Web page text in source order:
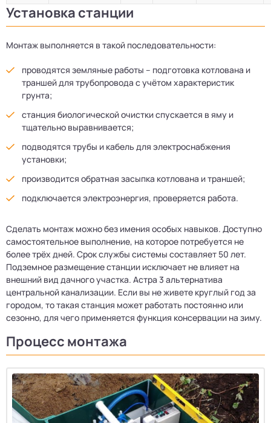
Установка станции
Монтаж выполняется в такой последовательности:
проводятся земляные работы – подготовка котлована и
траншей для трубопровода с учётом характеристик
грунта;
станция биологической очистки спускается в яму и
тщательно выравнивается;
подводятся трубы и кабель для электроснабжения
установки;
производится обратная засыпка котлована и траншей;
подключается электроэнергия, проверяется работа.
Сделать монтаж можно без имения особых навыков. Доступно
самостоятельное выполнение, на которое потребуется не
более трёх дней. Срок службы системы составляет 50 лет.
Подземное размещение станции исключает не влияет на
внешний вид дачного участка. Астра 3 альтернатива
центральной канализации. Если вы не живете круглый год за
городом, то такая станция может работать постоянно или
сезонно, для чего применяется функция консервации на зиму.
Процесс монтажа